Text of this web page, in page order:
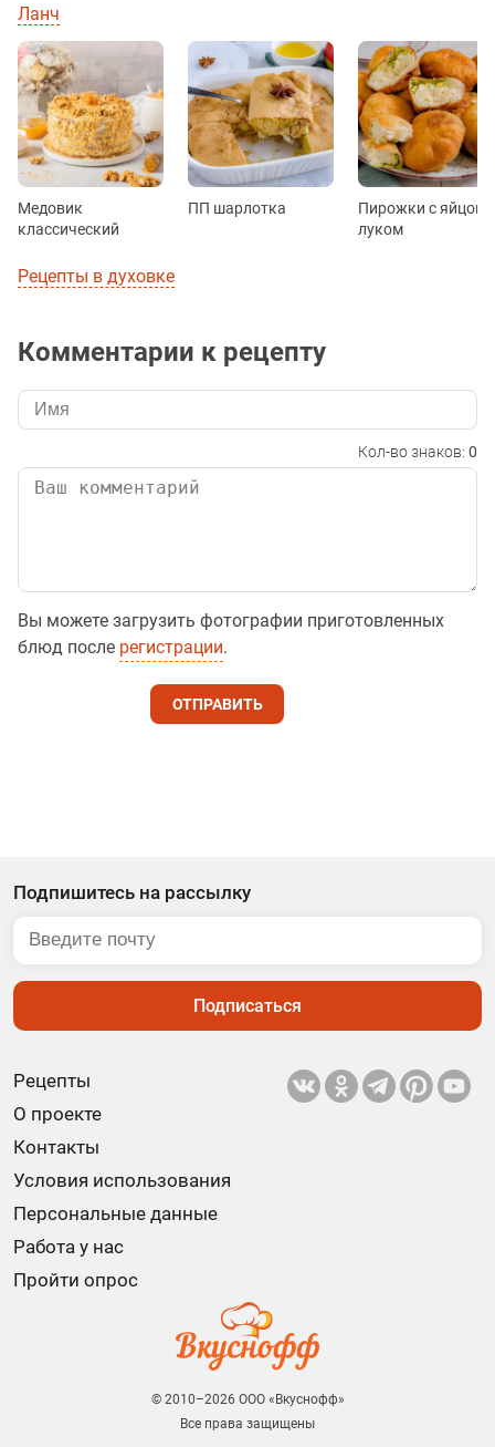
Ланч
Медовик
классический
ПП шарлотка
Пирожки с яйцом
луком
Рецепты в духовке
Комментарии к рецепту
Кол-во знаков: 0
Вы можете загрузить фотографии приготовленных
блюд после регистрации.
ОТПРАВИТЬ
Рецепты
О проекте
Контакты
Условия использования
Персональные данные
Работа у нас
Пройти опрос
Подпишитесь на рассылку
Подписаться
© 2010–2026 ООО «Вкуснофф»
Все права защищены